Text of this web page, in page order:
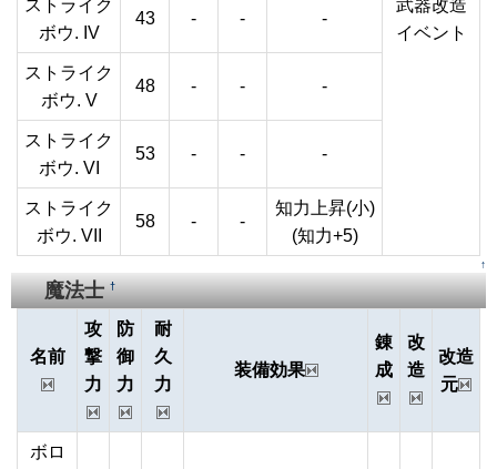
武器改造
イベント
ストライク
ボウ. IV
43 - - -
ストライク
ボウ. V
48 - - -
ストライク
ボウ. VI
53 - - -
ストライク
ボウ. VII
58 - -
知力上昇(小)
(知力+5)
↑
魔法士†
名前
攻
撃
力
防
御
力
耐
久
力
装備効果
錬
成
改
造
改造
元
ボロ